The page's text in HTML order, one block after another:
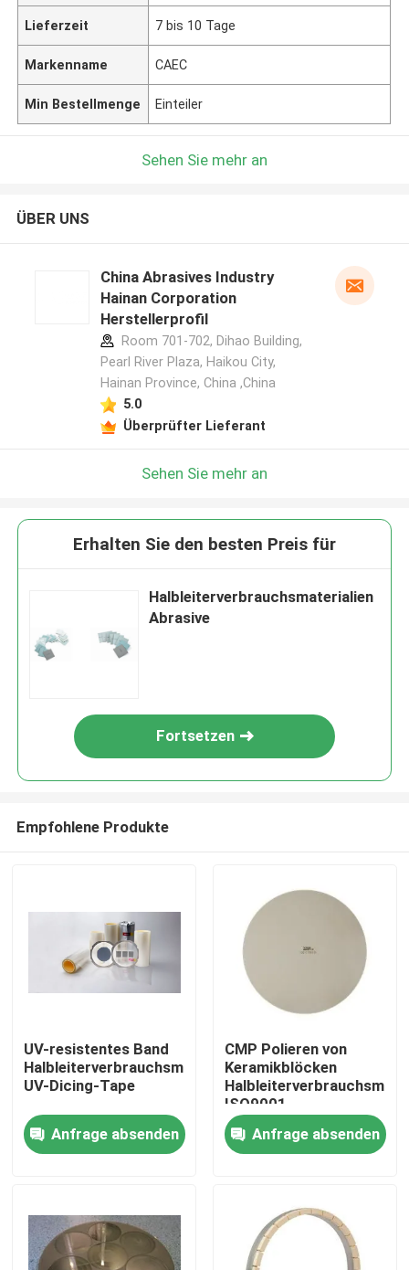
Zu Hause
Videos
Lieferzeit 7 bis 10 Tage
Markenname CAEC
Min Bestellmenge Einteiler
Sehen Sie mehr an
ÜBER UNS
China Abrasives Industry
Hainan Corporation
Herstellerprofil
Room 701-702, Dihao Building,
Pearl River Plaza, Haikou City,
Hainan Province, China ,China
5.0
Überprüfter Lieferant
Sehen Sie mehr an
Erhalten Sie den besten Preis für
Halbleiterverbrauchsmaterialien
Abrasive
Fortsetzen
Empfohlene Produkte
UV-resistentes Band
Halbleiterverbrauchsmaterialien
UV-Dicing-Tape
Anfrage absenden
CMP Polieren von
Keramikblöcken
ISO9001
Anfrage absenden